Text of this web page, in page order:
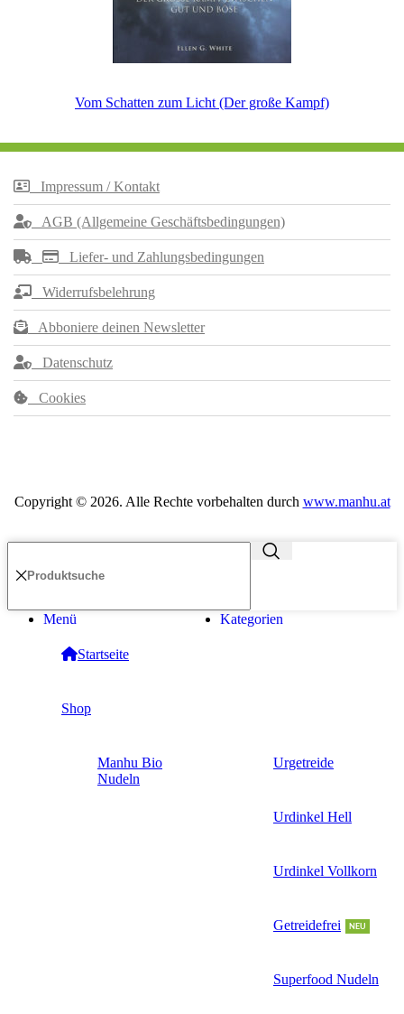
Vom Schatten zum Licht (Der große Kampf)
Impressum / Kontakt
AGB (Allgemeine Geschäftsbedingungen)
Liefer- und Zahlungsbedingungen
Widerrufsbelehrung
Abboniere deinen Newsletter
Datenschutz
Cookies
Copyright © 2026. Alle Rechte vorbehalten durch www.manhu.at
Menü Kategorien
Startseite
Shop
Manhu Bio
Nudeln
Urgetreide
Urdinkel Hell
Urdinkel Vollkorn
Getreidefrei NEU
Superfood Nudeln